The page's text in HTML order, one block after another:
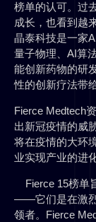
榜单的认可。过
成长，也看到越
晶泰科技是一家
量子物理、AI算
能创新药物的研
性的创新疗法带
Fierce Medtech
出新冠疫情的威
将在疫情的大环
业实现产业的进
Fierce 15榜单
——它们是在激烈
领者。Fierce